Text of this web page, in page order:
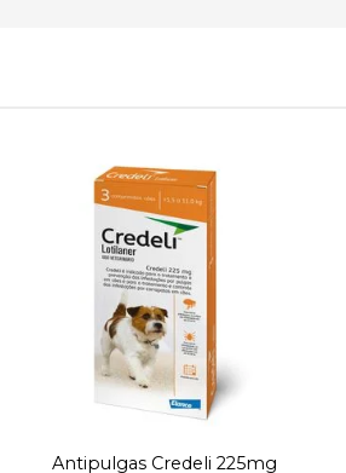
à lista de
Antipulgas Credeli 225mg